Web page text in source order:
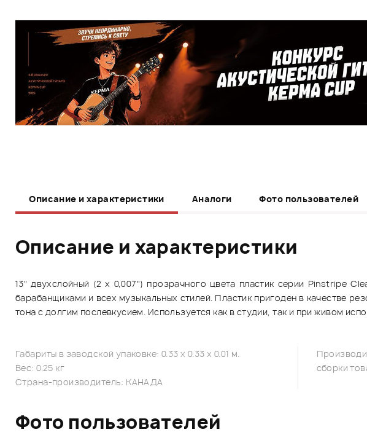
Описание и характеристики Аналоги Фото пользователей
Описание и характеристики
13" двухслойный (2 х 0,007") прозрачного цвета пластик серии Pinstripe
барабанщиками и всех музыкальных стилей. Пластик пригоден в качестве
тона с долгим послевкусием. Используется как в студии, так и при живом
Габариты в заводской упаковке: 0.33 x 0.33 x 0.01 м.
Вес: 0.25 кг
Страна-производитель: КАНАДА
сборки
Фото пользователей